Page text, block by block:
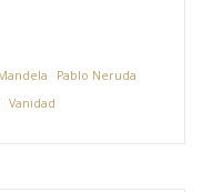
Pablo Neruda
Vanidad